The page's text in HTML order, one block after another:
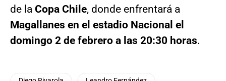
de la Copa Chile, donde enfrentará a
Magallanes en el estadio Nacional el
domingo 2 de febrero a las 20:30 horas.